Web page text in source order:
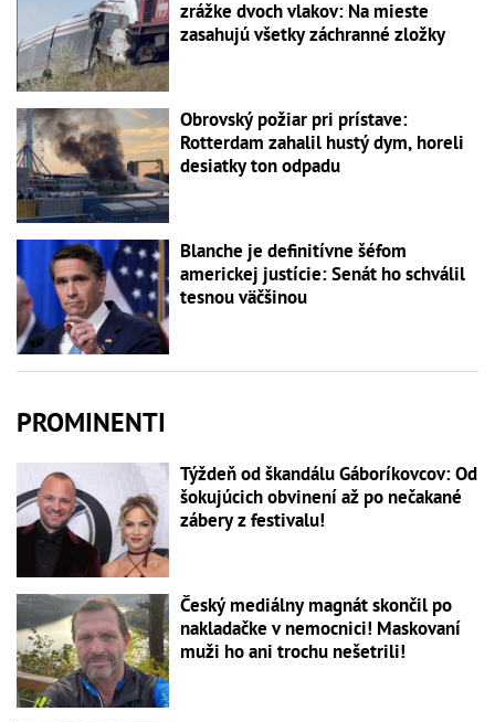
zrážke dvoch vlakov: Na mieste
zasahujú všetky záchranné zložky
Obrovský požiar pri prístave:
Rotterdam zahalil hustý dym, horeli
desiatky ton odpadu
Blanche je definitívne šéfom
americkej justície: Senát ho schválil
tesnou väčšinou
PROMINENTI
Týždeň od škandálu Gáboríkovcov: Od
šokujúcich obvinení až po nečakané
zábery z festivalu!
Český mediálny magnát skončil po
nakladačke v nemocnici! Maskovaní
muži ho ani trochu nešetrili!